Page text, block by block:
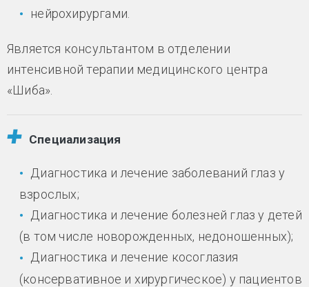
нейрохирургами.
Является консультантом в отделении
интенсивной терапии медицинского центра
«Шиба».
Специализация
Диагностика и лечение заболеваний глаз у
взрослых;
Диагностика и лечение болезней глаз у детей
(в том числе новорожденных, недоношенных);
Диагностика и лечение косоглазия
(консервативное и хирургическое) у пациентов